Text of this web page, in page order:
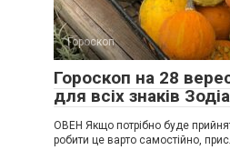
Гороскоп
Гороскоп на 28
для всіх знаків
ОВЕН Якщо потрібно буде
робити це варто самостійно,